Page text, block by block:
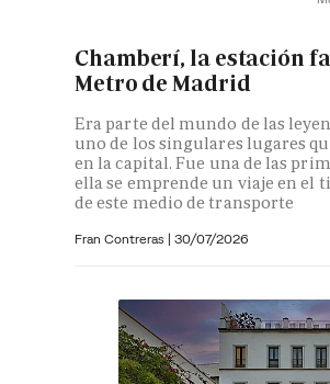
Chamberí, la estación
Metro de Madrid
Era parte del mundo de las
uno de los singulares lugares
en la capital. Fue una de las
ella se emprende un viaje en el
de este medio de transporte
Fran Contreras | 30/07/2026